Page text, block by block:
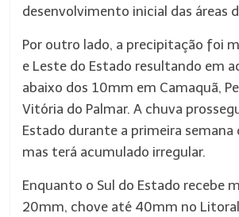
desenvolvimento inicial das áreas
Por outro lado, a precipitação foi
e Leste do Estado resultando em
abaixo dos 10mm em Camaquã,
Vitória do Palmar. A chuva
Estado durante a primeira semana
mas terá acumulado irregular.
Enquanto o Sul do Estado recebe
20mm, chove até 40mm no